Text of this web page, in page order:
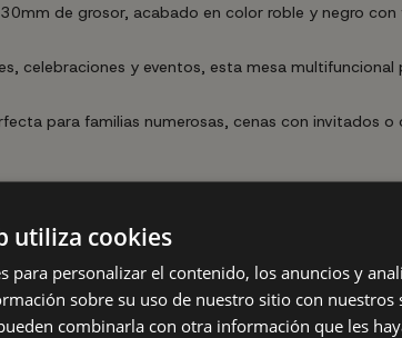
de grosor, acabado en color roble y negro
celebraciones y eventos, esta mesa
para familias numerosas, cenas con invitados
utiliza cookies
para personalizar el contenido, los anuncios y
sobre su uso de nuestro sitio con nuestros
combinarla con otra información que les